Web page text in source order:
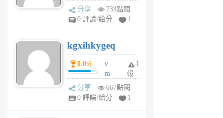
wi
w
6
個
月
前
分享
733點閱
0 評論/給分
1
kgxihkygeq
0.0分
v
m
sg
sr
舉
報
分享
667點閱
0 評論/給分
1